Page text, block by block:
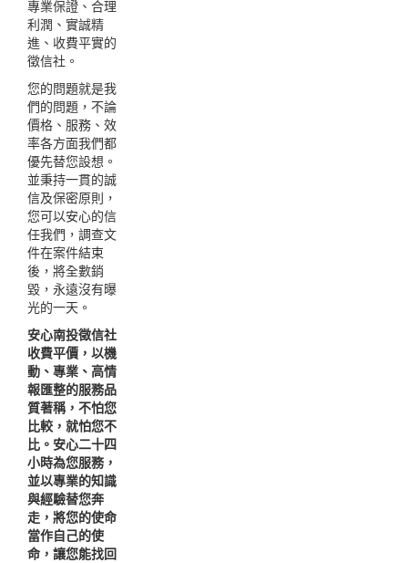
專業保證、合理
利潤、實誠精
進、收費平實的
徵信社。
您的問題就是我
們的問題，不論
價格、服務、效
率各方面我們都
優先替您設想。
並秉持一貫的誠
信及保密原則，
您可以安心的信
任我們，調查文
件在案件結束
後，將全數銷
毀，永遠沒有曝
光的一天。
安心南投徵信社
收費平價，以機
動、專業、高情
報匯整的服務品
質著稱，不怕您
比較，就怕您不
比。安心二十四
小時為您服務，
並以專業的知識
與經驗替您奔
走，將您的使命
當作自己的使
命，讓您能找回